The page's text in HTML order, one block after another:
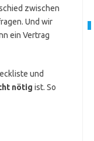
zwischen
Und wir
ein Vertrag
und
nötig ist. So